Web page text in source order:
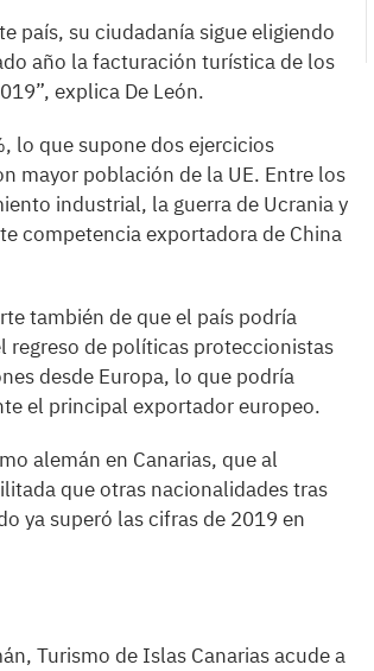
país, su ciudadanía sigue eligiendo
año la facturación turística de los
explica De León.
lo que supone dos ejercicios
mayor población de la UE. Entre los
industrial, la guerra de Ucrania y
competencia exportadora de China
también de que el país podría
regreso de políticas proteccionistas
desde Europa, lo que podría
el principal exportador europeo.
alemán en Canarias, que al
que otras nacionalidades tras
ya superó las cifras de 2019 en
Turismo de Islas Canarias acude a